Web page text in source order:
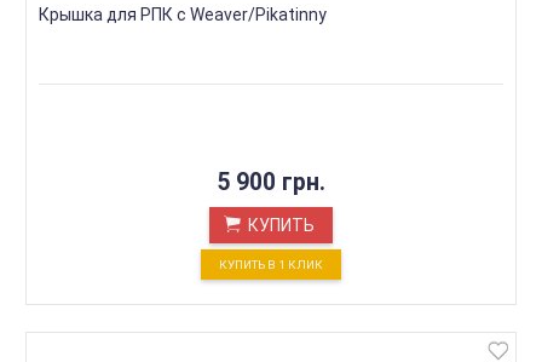
Крышка для РПК с Weaver/Pikatinny
5 900 грн.
КУПИТЬ
КУПИТЬ В 1 КЛИК